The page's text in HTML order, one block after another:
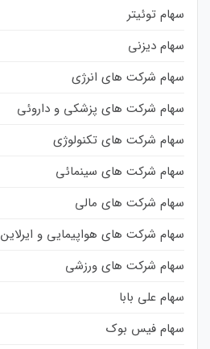
سهام توئیتر
سهام دیزنی
سهام شرکت های انرژی
سهام شرکت های پزشکی و داروئی
سهام شرکت های تکنولوژی
سهام شرکت های سینمائی
سهام شرکت های مالی
سهام شرکت های هواپیمایی و ایرلاین
سهام شرکت های ورزشی
سهام علی بابا
سهام فیس بوک